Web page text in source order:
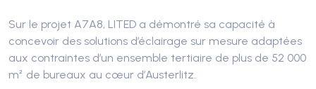
Sur le projet A7A8, LITED a démontré sa capacité à
concevoir des solutions d’éclairage sur mesure adaptées
aux contraintes d’un ensemble tertiaire de plus de 52 000
m² de bureaux au cœur d’Austerlitz.